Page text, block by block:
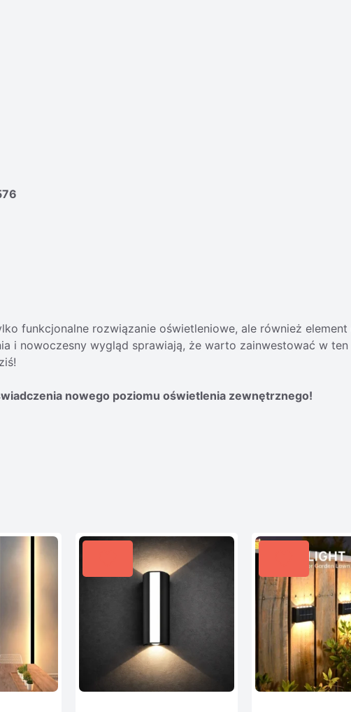
funkcjonalne rozwiązanie oświetleniowe, ale również
i nowoczesny wygląd sprawiają, że warto zainwestować w
nowego poziomu oświetlenia zewnętrznego!